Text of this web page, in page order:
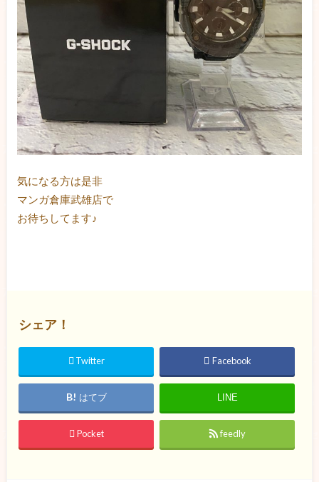
気になる方は是非
マンガ倉庫武雄店で
お待ちしてます♪
シェア！
Twitter Facebook
はてブ LINE
Pocket feedly